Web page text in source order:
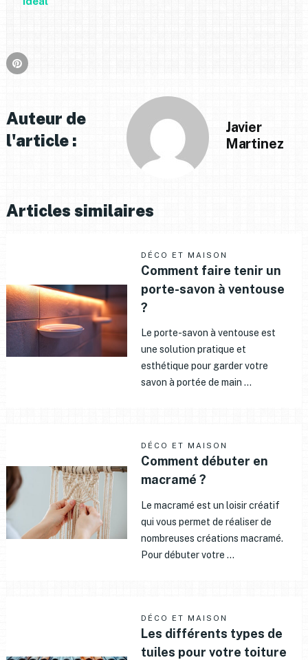
Auteur de
l'article :
Javier
Martinez
Articles similaires
DÉCO ET MAISON
Comment faire tenir un
porte-savon à ventouse
?
Le porte-savon à ventouse est
une solution pratique et
esthétique pour garder votre
savon à portée de main …
DÉCO ET MAISON
Comment débuter en
macramé ?
Le macramé est un loisir créatif
qui vous permet de réaliser de
nombreuses créations macramé.
Pour débuter votre …
DÉCO ET MAISON
Les différents types de
tuiles pour votre toiture